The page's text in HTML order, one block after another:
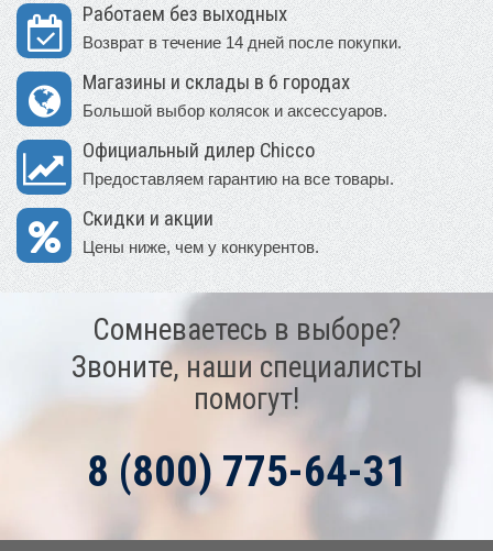
Работаем без выходных
Возврат в течение 14 дней после покупки.
Магазины и склады в 6 городах
Большой выбор колясок и аксессуаров.
Официальный дилер Chicco
Предоставляем гарантию на все товары.
Скидки и акции
Цены ниже, чем у конкурентов.
Сомневаетесь в выборе?
Звоните, наши специалисты
помогут!
8 (800) 775-64-31